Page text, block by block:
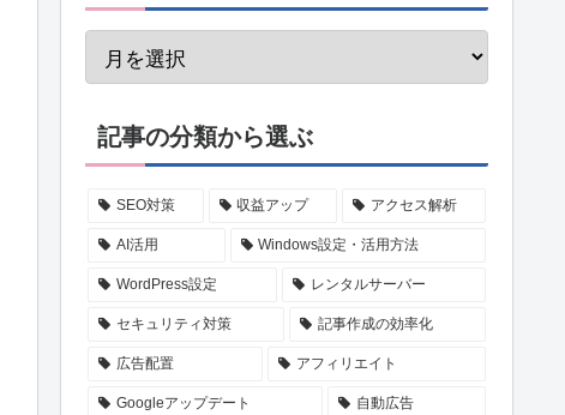
記事の分類から選ぶ
SEO対策 収益アップ アクセス解析
AI活用 Windows設定・活用方法
WordPress設定 レンタルサーバー
セキュリティ対策 記事作成の効率化
広告配置 アフィリエイト
Googleアップデート 自動広告